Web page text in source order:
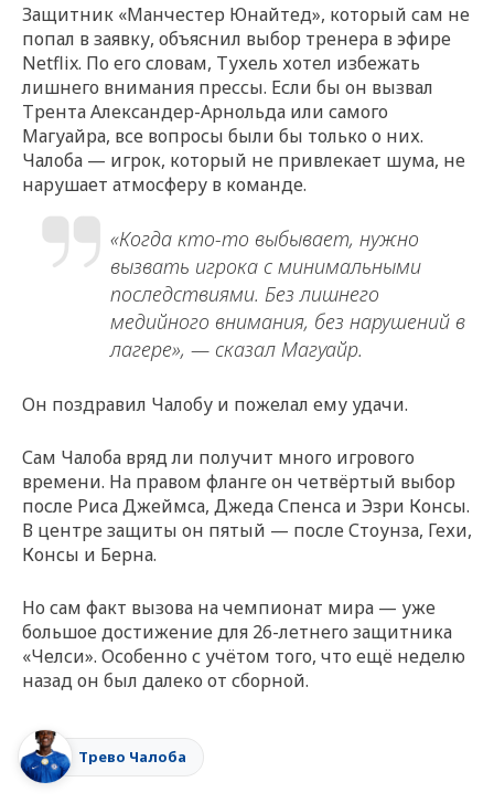
Защитник «Манчестер Юнайтед», который сам не
попал в заявку, объяснил выбор тренера в эфире
Netflix. По его словам, Тухель хотел избежать
лишнего внимания прессы. Если бы он вызвал
Трента Александер-Арнольда или самого
Магуайра, все вопросы были бы только о них.
Чалоба — игрок, который не привлекает шума, не
нарушает атмосферу в команде.
«Когда кто-то выбывает, нужно
вызвать игрока с минимальными
последствиями. Без лишнего
медийного внимания, без нарушений в
лагере», — сказал Магуайр.
Он поздравил Чалобу и пожелал ему удачи.
Сам Чалоба вряд ли получит много игрового
времени. На правом фланге он четвёртый выбор
после Риса Джеймса, Джеда Спенса и Эзри Консы.
В центре защиты он пятый — после Стоунза, Гехи,
Консы и Берна.
Но сам факт вызова на чемпионат мира — уже
большое достижение для 26-летнего защитника
«Челси». Особенно с учётом того, что ещё неделю
назад он был далеко от сборной.
Трево Чалоба